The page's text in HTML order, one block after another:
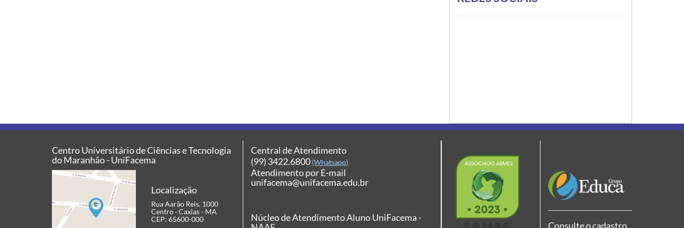
Centro Universitário de Ciências e Tecnologia
do Maranhão - UniFacema
Localização
Rua Aarão Reis, 1000
Centro · Caxias - MA
CEP: 65600-000
Central de Atendimento
(99) 3422.6800 (Whatsapp)
Atendimento por E-mail
unifacema@unifacema.edu.br
Núcleo de Atendimento Aluno UniFacema -
Consulte o cadastro